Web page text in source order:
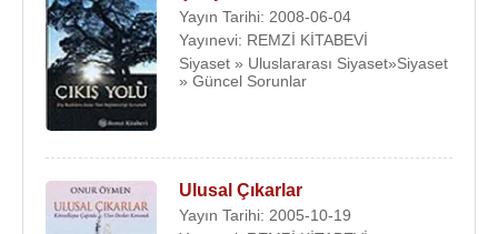
Yayın Tarihi: 2008-06-04
Yayınevi: REMZİ KİTABEVİ
Siyaset » Uluslararası Siyaset»Siyaset
» Güncel Sorunlar
Ulusal Çıkarlar
Yayın Tarihi: 2005-10-19